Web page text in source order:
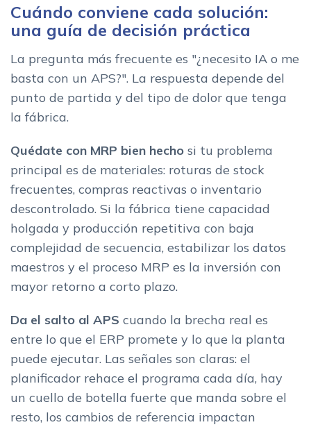
Cuándo conviene cada solución:
una guía de decisión práctica
La pregunta más frecuente es "¿necesito IA o me
basta con un APS?". La respuesta depende del
punto de partida y del tipo de dolor que tenga
la fábrica.
Quédate con MRP bien hecho si tu problema
principal es de materiales: roturas de stock
frecuentes, compras reactivas o inventario
descontrolado. Si la fábrica tiene capacidad
holgada y producción repetitiva con baja
complejidad de secuencia, estabilizar los datos
maestros y el proceso MRP es la inversión con
mayor retorno a corto plazo.
Da el salto al APS cuando la brecha real es
entre lo que el ERP promete y lo que la planta
puede ejecutar. Las señales son claras: el
planificador rehace el programa cada día, hay
un cuello de botella fuerte que manda sobre el
resto, los cambios de referencia impactan